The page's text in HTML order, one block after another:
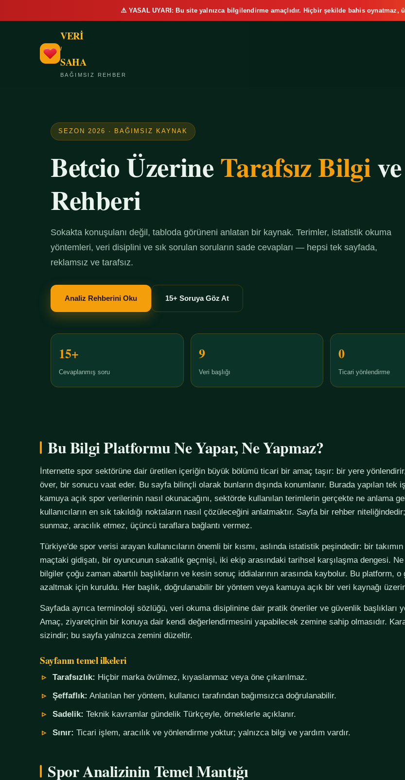
⚠️ YASAL UYARI: Bu site yalnızca bilgilendirme amaçlıdır. Hiçbir şekilde bahis oynatmaz,
VERİ
/
SAHA
BAĞIMSIZ REHBER
SEZON 2026 · BAĞIMSIZ KAYNAK
Betcio ÜzerineTarafsız Bilgi
Rehberi
Sokakta konuşulanı değil, tabloda görüneni anlatan bir kaynak. Terimler, istatistik okuma
yöntemleri, veri disiplini ve sık sorulan soruların sade cevapları — hepsi tek sayfada,
reklamsız ve tarafsız.
Analiz Rehberini Oku 15+ Soruya Göz At
15+
Cevaplanmış soru
9
Veri başlığı
0
Ticari yönlendirme
Bu Bilgi Platformu Ne Yapar, Ne Yapmaz?
İnternette spor sektörüne dair üretilen içeriğin büyük bölümü ticari bir amaç taşır: bir yere
över, bir sonucu vaat eder. Bu sayfa bilinçli olarak bunların dışında konumlanır. Burada yapılan tek
kamuya açık spor verilerinin nasıl okunacağını, sektörde kullanılan terimlerin gerçekte ne anlama
kullanıcıların en sık takıldığı noktaların nasıl çözüleceğini anlatmaktır. Sayfa bir rehber
sunmaz, aracılık etmez, üçüncü taraflara bağlantı vermez.
Türkiye'de spor verisi arayan kullanıcıların önemli bir kısmı, aslında istatistik peşindedir: bir
maçtaki gidişatı, bir oyuncunun sakatlık geçmişi, iki ekip arasındaki tarihsel karşılaşma dengesi.
bilgiler çoğu zaman abartılı başlıkların ve kesin sonuç iddialarının arasında kaybolur. Bu platform, o
azaltmak için kuruldu. Her başlık, doğrulanabilir bir yöntem veya kamuya açık bir veri kaynağı
Sayfada ayrıca terminoloji sözlüğü, veri okuma disiplinine dair pratik öneriler ve güvenlik başlıkları
Amaç, ziyaretçinin bir konuya dair kendi değerlendirmesini yapabilecek zemine sahip olmasıdır.
sizindir; bu sayfa yalnızca zemini düzeltir.
Sayfanın temel ilkeleri
Tarafsızlık: Hiçbir marka övülmez, kıyaslanmaz veya öne çıkarılmaz.
Şeffaflık: Anlatılan her yöntem, kullanıcı tarafından bağımsızca doğrulanabilir.
Sadelik: Teknik kavramlar gündelik Türkçeyle, örneklerle açıklanır.
Sınır: Ticari işlem, aracılık ve yönlendirme yoktur; yalnızca bilgi ve yardım vardır.
Spor Analizinin Temel Mantığı